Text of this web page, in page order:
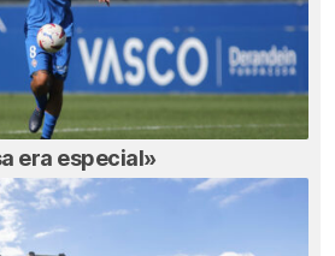
era especial»